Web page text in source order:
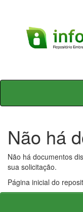
Skip
Não há
Não há documentos
sua solicitação.
Página inicial do